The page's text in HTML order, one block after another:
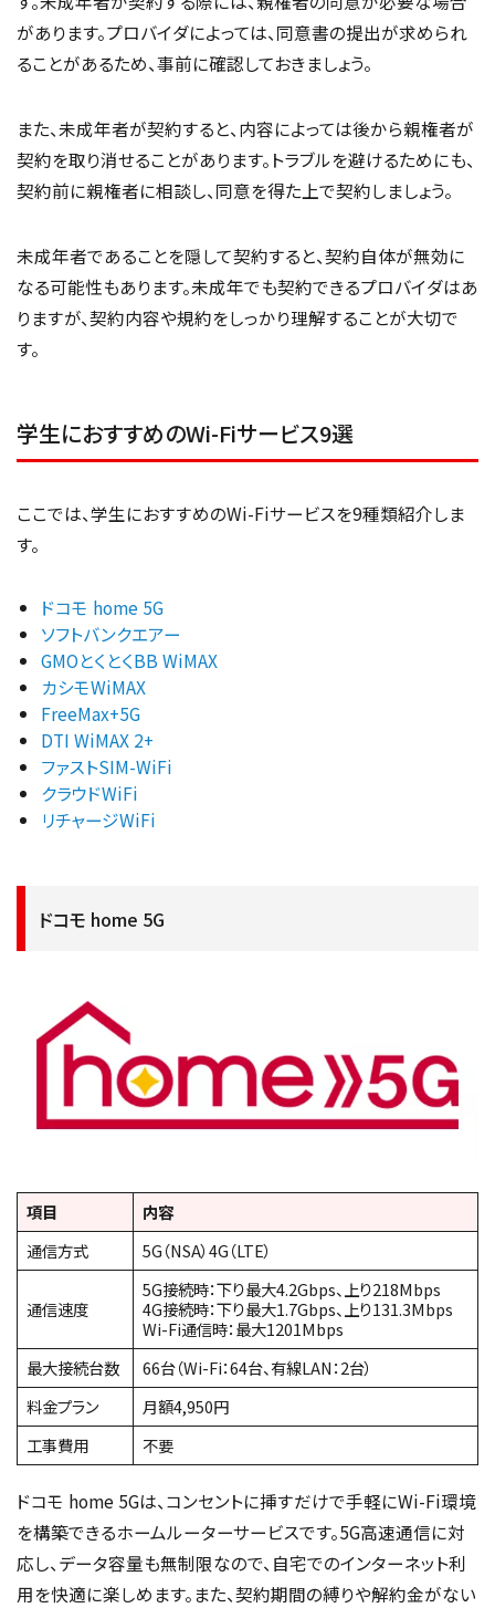
があります。プロバイダによっては、同意書の提出が求められ
ることがあるため、事前に確認しておきましょう。
また、未成年者が契約すると、内容によっては後から親権者が
契約を取り消せることがあります。トラブルを避けるためにも、
契約前に親権者に相談し、同意を得た上で契約しましょう。
未成年者であることを隠して契約すると、契約自体が無効に
なる可能性もあります。未成年でも契約できるプロバイダはあ
りますが、契約内容や規約をしっかり理解することが大切で
す。
学生におすすめのWi-Fiサービス9選
ここでは、学生におすすめのWi-Fiサービスを9種類紹介しま
す。
ドコモ home 5G
ソフトバンクエアー
GMOとくとくBB WiMAX
カシモWiMAX
FreeMax+5G
DTI WiMAX 2+
ファストSIM-WiFi
クラウドWiFi
リチャージWiFi
ドコモ home 5G
項目
内容
通信方式
5G（NSA）4G（LTE）
通信速度
5G接続時：下り最大4.2Gbps、上り218Mbps
4G接続時：下り最大1.7Gbps、上り131.3Mbps
Wi-Fi通信時：最大1201Mbps
最大接続台数
66台（Wi-Fi：64台、有線LAN：2台）
料金プラン
月額4,950円
工事費用
不要
ドコモ home 5Gは、コンセントに挿すだけで手軽にWi-Fi環境
を構築できるホームルーターサービスです。5G高速通信に対
応し、データ容量も無制限なので、自宅でのインターネット利
用を快適に楽しめます。また、契約期間の縛りや解約金がない